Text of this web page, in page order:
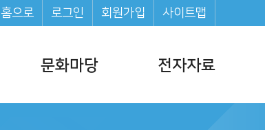
홈으로 로그인 회원가입 사이트맵
문화마당 전자자료